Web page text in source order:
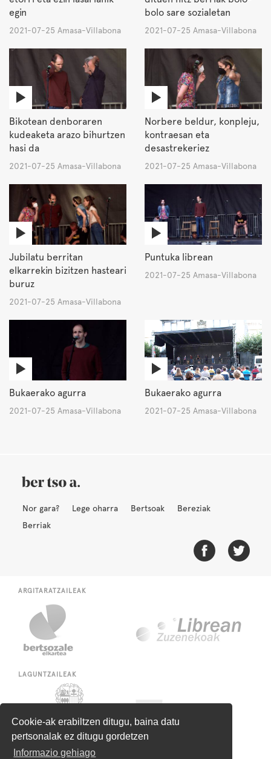
Cookie-ak erabiltzen ditugu, baina datu
pertsonalak ez ditugu gordetzen
Informazio gehiago
egin
2021-07-25 Amasa-Villabona
bolo sare sozialetan
2021-07-25 Amasa-Villabona
Bikotean denboraren
kudeaketa arazo bihurtzen
hasi da
2021-07-25 Amasa-Villabona
Norbere beldur, konpleju,
kontraesan eta
desastrekeriez
2021-07-25 Amasa-Villabona
Jubilatu berritan
elkarrekin bizitzen hasteari
buruz
2021-07-25 Amasa-Villabona
Puntuka librean
2021-07-25 Amasa-Villabona
Bukaerako agurra
2021-07-25 Amasa-Villabona
Bukaerako agurra
2021-07-25 Amasa-Villabona
Nor gara? Lege oharra Bertsoak
Bereziak
Berriak
ARGITARATZAILEAK
LAGUNTZAILEAK